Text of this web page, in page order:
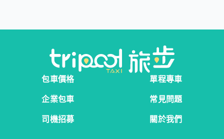
包車價格
單程專車
企業包車
常見問題
司機招募
關於我們